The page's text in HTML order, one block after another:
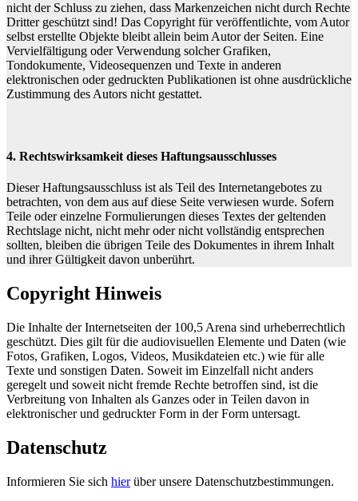
nicht der Schluss zu ziehen, dass Markenzeichen nicht durch Rechte
Dritter geschützt sind! Das Copyright für veröffentlichte, vom Autor
selbst erstellte Objekte bleibt allein beim Autor der Seiten. Eine
Vervielfältigung oder Verwendung solcher Grafiken,
Tondokumente, Videosequenzen und Texte in anderen
elektronischen oder gedruckten Publikationen ist ohne ausdrückliche
Zustimmung des Autors nicht gestattet.
4. Rechtswirksamkeit dieses Haftungsausschlusses
Dieser Haftungsausschluss ist als Teil des Internetangebotes zu
betrachten, von dem aus auf diese Seite verwiesen wurde. Sofern
Teile oder einzelne Formulierungen dieses Textes der geltenden
Rechtslage nicht, nicht mehr oder nicht vollständig entsprechen
sollten, bleiben die übrigen Teile des Dokumentes in ihrem Inhalt
und ihrer Gültigkeit davon unberührt.
Copyright Hinweis
Die Inhalte der Internetseiten der 100,5 Arena sind urheberrechtlich
geschützt. Dies gilt für die audiovisuellen Elemente und Daten (wie
Fotos, Grafiken, Logos, Videos, Musikdateien etc.) wie für alle
Texte und sonstigen Daten. Soweit im Einzelfall nicht anders
geregelt und soweit nicht fremde Rechte betroffen sind, ist die
Verbreitung von Inhalten als Ganzes oder in Teilen davon in
elektronischer und gedruckter Form in der Form untersagt.
Datenschutz
Informieren Sie sich hierüber unsere Datenschutzbestimmungen.